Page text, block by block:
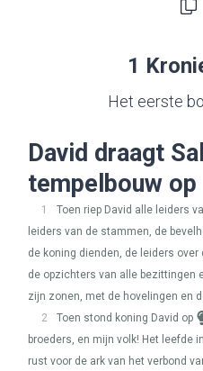
1
Het eerste
David draagt
tempelbouw op
1
Toen riep David alle leiders
leiders van de stammen, de
de koning dienden, de leiders
de opzichters van alle bezittingen
zijn zonen, met de hovelingen en
2
Toen stond koning David op
broeders, en mijn volk! Het leefde
rust voor de ark van het verbond